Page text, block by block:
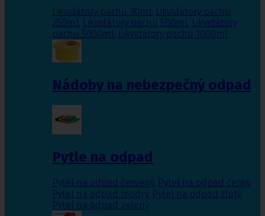
Likvidátory pachu 30ml, Likvidátory pachu
250ml, Likvidátory pachu 500ml, Likvidátory
pachu 5000ml, Likvidátory pachu 1000ml
Nádoby na nebezpečný odpad
Pytle na odpad
Pytel na odpad červený, Pytel na odpad černý,
Pytel na odpad modrý, Pytel na odpad žlutý,
Pytel na odpad zelený